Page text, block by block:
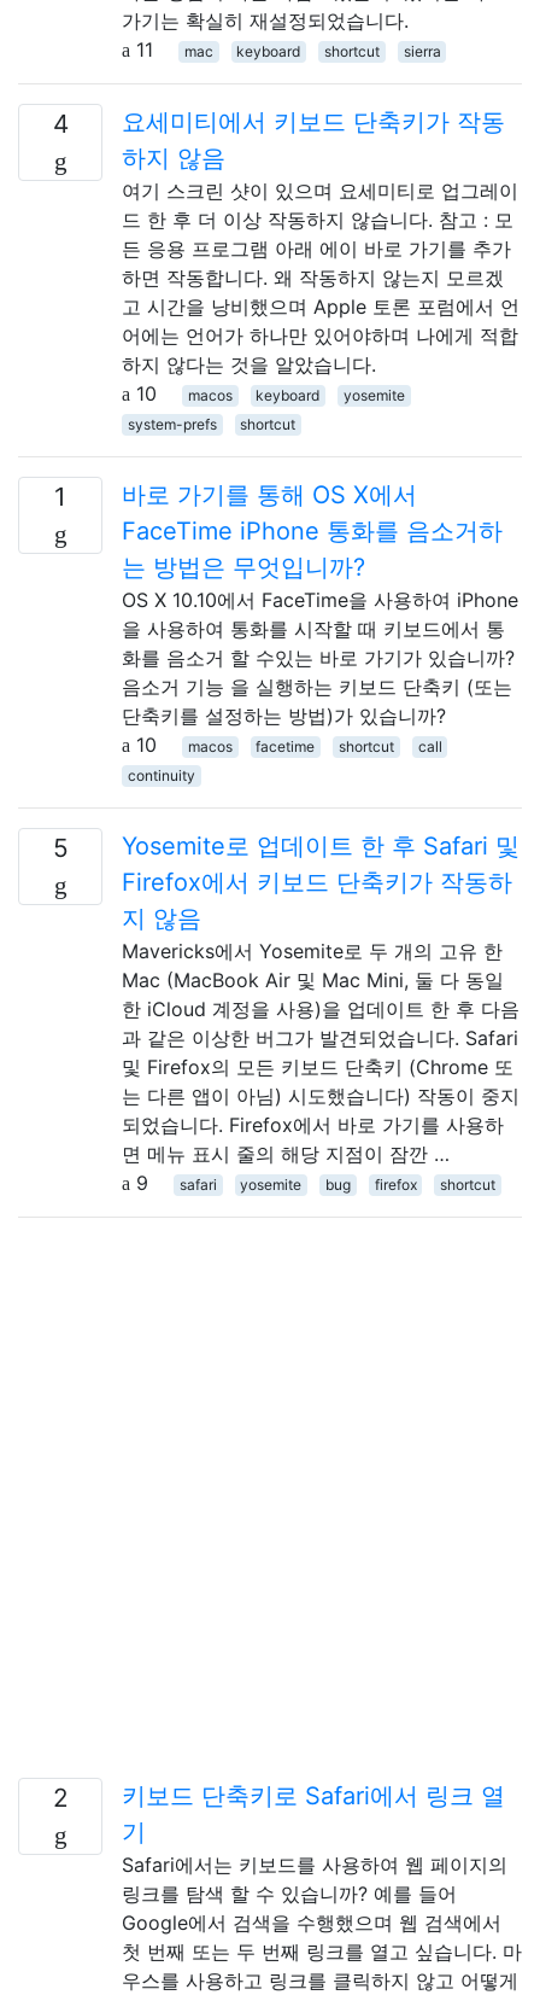
가기는 확실히 재설정되었습니다.
11
mac keyboard shortcut sierra
4
요세미티에서 키보드 단축키가 작동
하지 않음
여기 스크린 샷이 있으며 요세미티로 업그레이
드 한 후 더 이상 작동하지 않습니다. 참고 : 모
든 응용 프로그램 아래 에이 바로 가기를 추가
하면 작동합니다. 왜 작동하지 않는지 모르겠
고 시간을 낭비했으며 Apple 토론 포럼에서 언
어에는 언어가 하나만 있어야하며 나에게 적합
하지 않다는 것을 알았습니다.
10
macos keyboard
yosemite
system-prefs
shortcut
1
바로 가기를 통해 OS X에서
FaceTime iPhone 통화를 음소거하
는 방법은 무엇입니까?
OS X 10.10에서 FaceTime을 사용하여 iPhone
을 사용하여 통화를 시작할 때 키보드에서 통
화를 음소거 할 수있는 바로 가기가 있습니까?
음소거 기능 을 실행하는 키보드 단축키 (또는
단축키를 설정하는 방법)가 있습니까?
10
macos facetime shortcut
call
continuity
5
Yosemite로 업데이트 한 후 Safari 및
Firefox에서 키보드 단축키가 작동하
지 않음
Mavericks에서 Yosemite로 두 개의 고유 한
Mac (MacBook Air 및 Mac Mini, 둘 다 동일
한 iCloud 계정을 사용)을 업데이트 한 후 다음
과 같은 이상한 버그가 발견되었습니다. Safari
및 Firefox의 모든 키보드 단축키 (Chrome 또
는 다른 앱이 아님) 시도했습니다) 작동이 중지
되었습니다. Firefox에서 바로 가기를 사용하
면 메뉴 표시 줄의 해당 지점이 잠깐 …
9
safari yosemite bug firefox shortcut
2
키보드 단축키로 Safari에서 링크 열
기
Safari에서는 키보드를 사용하여 웹 페이지의
링크를 탐색 할 수 있습니까? 예를 들어
Google에서 검색을 수행했으며 웹 검색에서
첫 번째 또는 두 번째 링크를 열고 싶습니다. 마
우스를 사용하고 링크를 클릭하지 않고 어떻게